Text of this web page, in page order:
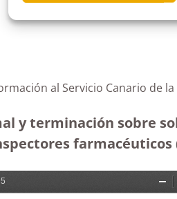
al Servicio Canario
y terminación sobre
farmacéuticos